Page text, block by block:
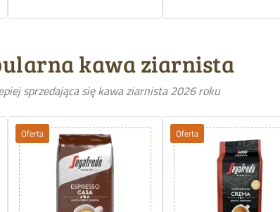
kawa ziarnista
sprzedająca się kawa ziarnista 2026 roku
Oferta Oferta